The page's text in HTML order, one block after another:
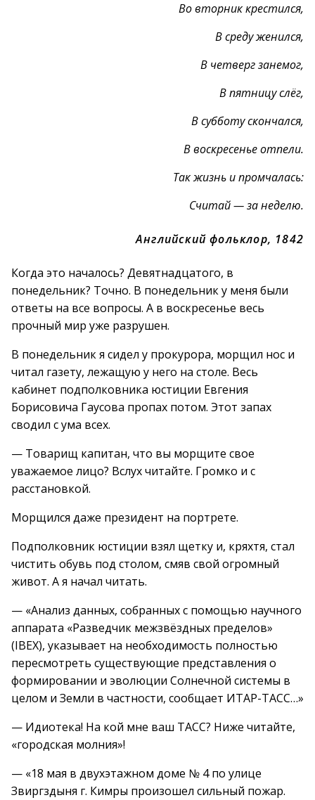
Во вторник крестился,
В среду женился,
В четверг занемог,
В пятницу слёг,
В субботу скончался,
В воскресенье отпели.
Так жизнь и промчалась:
Считай — за неделю.
Английский фольклор, 1842
Когда это началось? Девятнадцатого, в
понедельник? Точно. В понедельник у меня были
ответы на все вопросы. А в воскресенье весь
прочный мир уже разрушен.
В понедельник я сидел у прокурора, морщил нос и
читал газету, лежащую у него на столе. Весь
кабинет подполковника юстиции Евгения
Борисовича Гаусова пропах потом. Этот запах
сводил с ума всех.
— Товарищ капитан, что вы морщите свое
уважаемое лицо? Вслух читайте. Громко и с
расстановкой.
Морщился даже президент на портрете.
Подполковник юстиции взял щетку и, кряхтя, стал
чистить обувь под столом, смяв свой огромный
живот. А я начал читать.
— «Анализ данных, собранных с помощью научного
аппарата «Разведчик межзвёздных пределов»
(IBEX), указывает на необходимость полностью
пересмотреть существующие представления о
формировании и эволюции Солнечной системы в
целом и Земли в частности, сообщает ИТАР-ТАСС…»
— Идиотека! На кой мне ваш ТАСС? Ниже читайте,
«городская молния»!
— «18 мая в двухэтажном доме № 4 по улице
Звиргздыня г. Кимры произошел сильный пожар.